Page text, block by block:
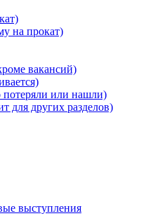
на прокат)
вакансий)
потеряли или нашли)
для других разделов)
выступления